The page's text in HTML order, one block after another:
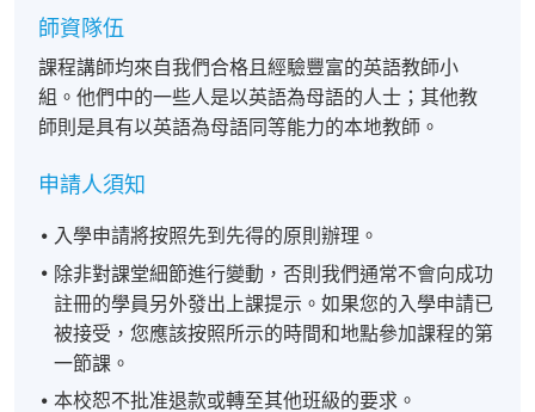
師資隊伍
課程講師均來自我們合格且經驗豐富的英語教師小
組。他們中的一些人是以英語為母語的人士；其他教
師則是具有以英語為母語同等能力的本地教師。
申請人須知
入學申請將按照先到先得的原則辦理。
除非對課堂細節進行變動，否則我們通常不會向成功
註冊的學員另外發出上課提示。如果您的入學申請已
被接受，您應該按照所示的時間和地點參加課程的第
一節課。
本校恕不批准退款或轉至其他班級的要求。